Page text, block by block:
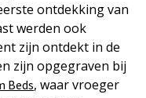
ontdekking van
werden ook
zijn ontdekt in de
zijn opgegraven bij
Beds, waar vroeger